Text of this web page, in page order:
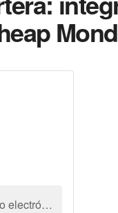
Dirección de correo electrónico